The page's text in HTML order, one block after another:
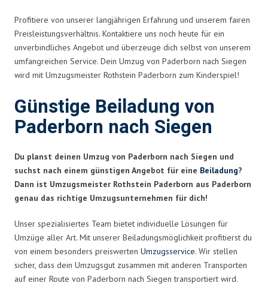
Profitiere von unserer langjährigen Erfahrung und unserem fairen
Preisleistungsverhältnis. Kontaktiere uns noch heute für ein
unverbindliches Angebot und überzeuge dich selbst von unserem
umfangreichen Service. Dein Umzug von Paderborn nach Siegen
wird mit Umzugsmeister Rothstein Paderborn zum Kinderspiel!
Günstige Beiladung von
Paderborn nach Siegen
Du planst deinen Umzug von Paderborn nach Siegen und
suchst nach einem günstigen Angebot für eine Beiladung?
Dann ist Umzugsmeister Rothstein Paderborn aus Paderborn
genau das richtige Umzugsunternehmen für dich!
Unser spezialisiertes Team bietet individuelle Lösungen für
Umzüge aller Art. Mit unserer Beiladungsmöglichkeit profitierst du
von einem besonders preiswerten Umzugsservice. Wir stellen
sicher, dass dein Umzugsgut zusammen mit anderen Transporten
auf einer Route von Paderborn nach Siegen transportiert wird.